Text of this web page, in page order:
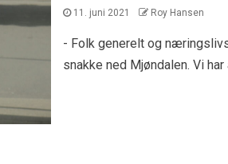
11. juni 2021 Roy Hansen
- Folk generelt og
snakke ned Mjøndalen. Vi